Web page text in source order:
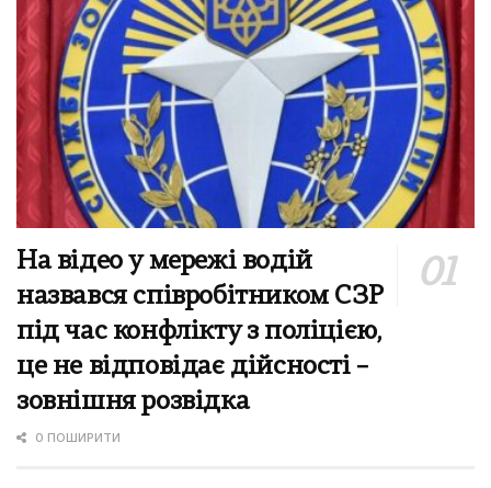
На відео у мережі водій
назвався співробітником СЗР
під час конфлікту з поліцією,
це не відповідає дійсності –
зовнішня розвідка
0 ПОШИРИТИ